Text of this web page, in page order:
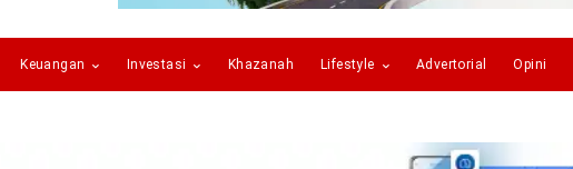
Keuangan Investasi Khazanah Lifestyle Advertorial Opini